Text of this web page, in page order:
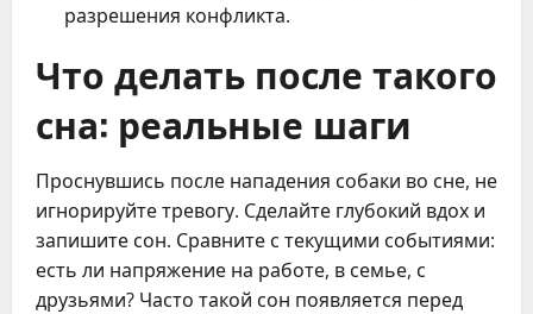
разрешения конфликта.
Что делать после такого
сна: реальные шаги
Проснувшись после нападения собаки во сне, не
игнорируйте тревогу. Сделайте глубокий вдох и
запишите сон. Сравните с текущими событиями:
есть ли напряжение на работе, в семье, с
друзьями? Часто такой сон появляется перед